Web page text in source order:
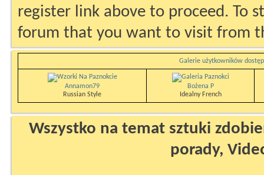
register link above to proceed. To
forum that you want to visit from
Galerie użytkowników
Annamon79
Russian Style
Bożena P
Idealny French
Wszystko na temat sztuki
porady,